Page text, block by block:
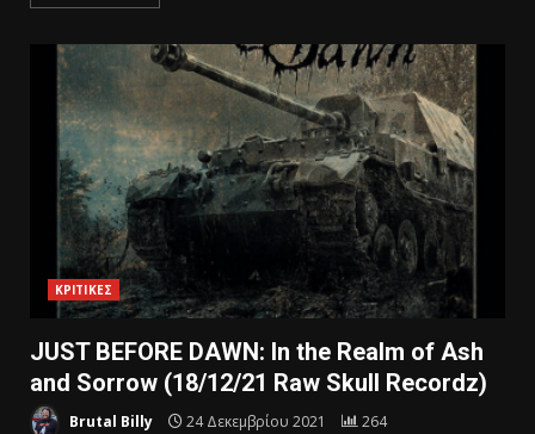
ΚΡΙΤΙΚΕΣ
JUST BEFORE DAWN: In the Realm of Ash
and Sorrow (18/12/21 Raw Skull Recordz)
Brutal Billy 24 Δεκεμβρίου 2021 264